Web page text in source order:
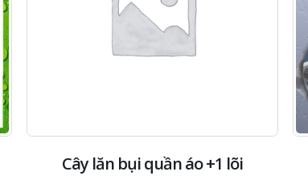
Cây lăn bụi quần áo +1 lõi